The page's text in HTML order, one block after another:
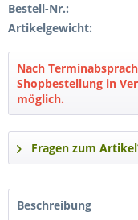
Bestell-Nr.:
Artikelgewicht:
Nach
Shopbestellung in
möglich.
Fragen zum
Beschreibung